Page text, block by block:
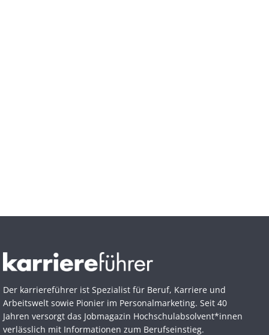
Der karriereführer ist Spezialist für Beruf, Karriere und
Arbeitswelt sowie Pionier im Personal­marketing. Seit 40
Jahren versorgt das Jobmagazin Hochschul­absolvent*innen
verlässlich mit Informationen zum Berufseinstieg.